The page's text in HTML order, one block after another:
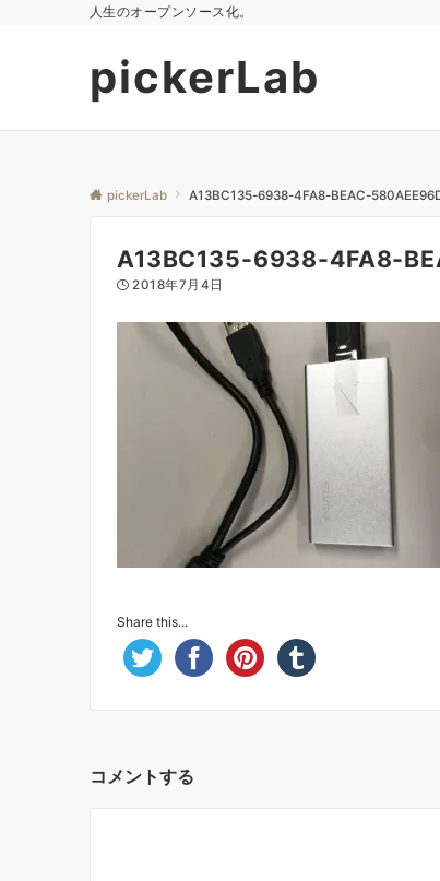
人生のオープンソース化。
pickerLab
pickerLab A13BC135-6938-4FA8-BEAC-
A13BC135-6938-4FA8-
2018年7月4日
Share this...
コメントする